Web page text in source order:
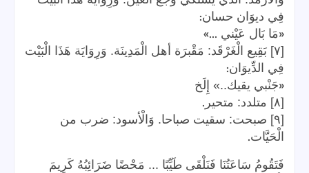
فِي ديوَان حسان:
«مَا بَال عَيْني ...»
[٧] بَقِيع الْغَرْقَد: مَقْبرَة أهل الْمَدِينَة. وَرِوَايَة هَذَا الْبَيْت
فِي الدِّيوَان:
«جَنْبي يقيك..» إِلَخ
[٨] متلدد: متحير
.
[٩] صبحت: سقيت صباحا. وَالْأسود: ضرب من
الْحَيَّات.
فَتَقُومُ سَاعَتُنَا فَنَلْقَى طَيِّبًا ... مَحْضًا ضَرَائِبُهُ كَرِيمَ